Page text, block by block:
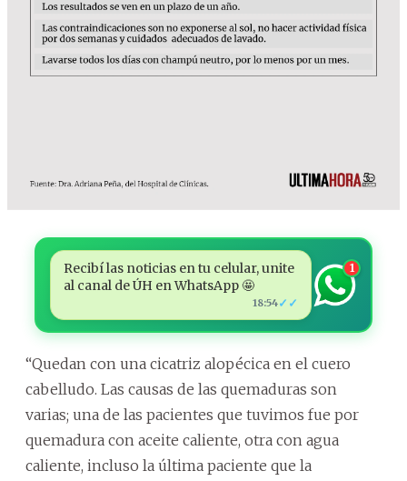
Recibí las noticias en tu celular, unite
al canal de ÚH en WhatsApp 🤩
18:54✓✓
1
“Quedan con una cicatriz alopécica en el cuero
cabelludo. Las causas de las quemaduras son
varias; una de las pacientes que tuvimos fue por
quemadura con aceite caliente, otra con agua
caliente, incluso la última paciente que la